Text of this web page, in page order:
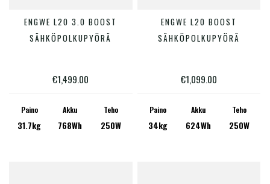
VALITSE VAIHTOEHDOISTA
Voit
tehdä
ENGWE L20 3.0 BOOST
SÄHKÖPOLKUPYÖRÄ
€1,499.00
Paino
31.7kg
Akku
768Wh
Teho
250W
VALITSE VAIHTOEHDOISTA
Voit
tehdä
ENGWE L20 BOOST
SÄHKÖPOLKUPYÖRÄ
€1,099.00
Paino
34kg
Akku
624Wh
Teho
250W